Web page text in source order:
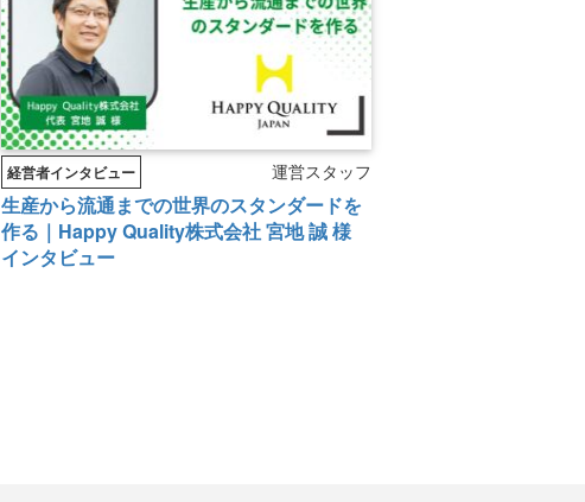
経営者インタビュー 運営スタッフ
生産から流通までの世界のスタンダードを
作る｜Happy Quality株式会社 宮地 誠 様
インタビュー